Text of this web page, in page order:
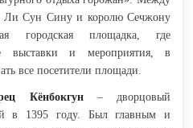
Ли Сун Сину и королю Сечжону
городская площадка, где
выставки и мероприятия, в
все посетители площади.
Кёнбокгун– дворцовый
в 1395 году. Был главным и